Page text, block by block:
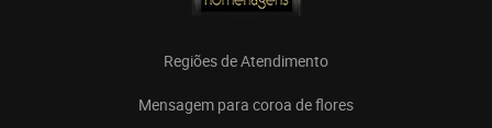
Regiões de Atendimento
Mensagem para coroa de flores